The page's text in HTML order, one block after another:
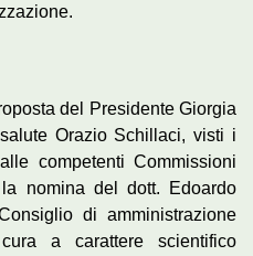
del Presidente Giorgia
Orazio Schillaci, visti i
competenti Commissioni
nomina del dott. Edoardo
di amministrazione
a carattere scientifico